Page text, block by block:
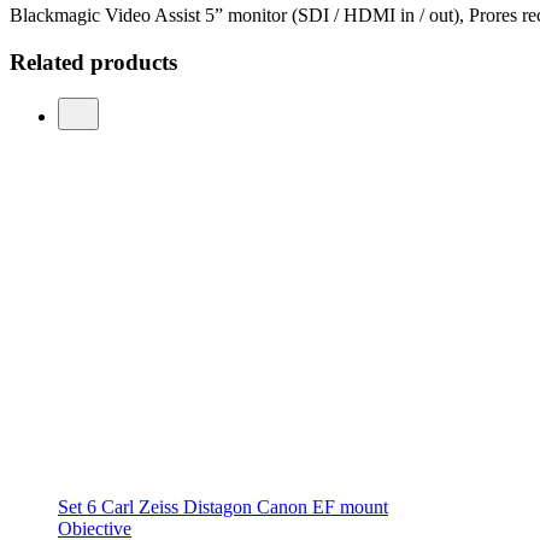
Blackmagic Video Assist 5” monitor (SDI / HDMI in / out), Prores
Related products
Set 6 Carl Zeiss Distagon Canon EF mount
Obiective